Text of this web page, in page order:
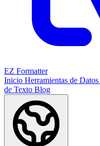
EZ Formatter
Inicio Herramientas de Datos
de Texto Blog